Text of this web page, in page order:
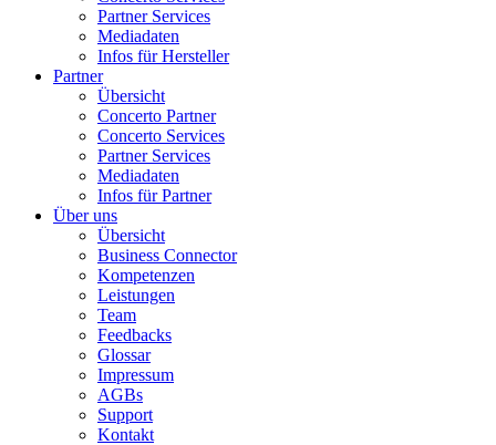
Partner Services
Mediadaten
Infos für Hersteller
Partner
Übersicht
Concerto Partner
Concerto Services
Partner Services
Mediadaten
Infos für Partner
Über uns
Übersicht
Business Connector
Kompetenzen
Leistungen
Team
Feedbacks
Glossar
Impressum
AGBs
Support
Kontakt